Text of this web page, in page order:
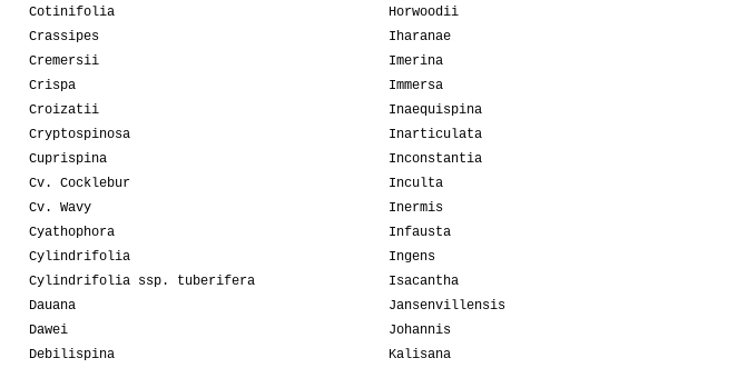
Cotinifolia
Crassipes
Cremersii
Crispa
Croizatii
Cryptospinosa
Cuprispina
Cv. Cocklebur
Cv. Wavy
Cyathophora
Cylindrifolia
Cylindrifolia ssp. tuberifera
Dauana
Dawei
Debilispina
Horwoodii
Iharanae
Imerina
Immersa
Inaequispina
Inarticulata
Inconstantia
Inculta
Inermis
Infausta
Ingens
Isacantha
Jansenvillensis
Johannis
Kalisana